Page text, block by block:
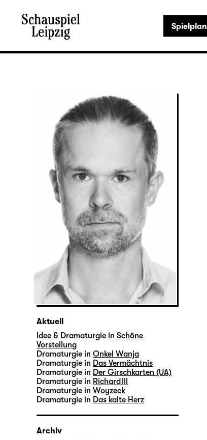
Spielplan
Aktuell
Idee & Dramaturgie in Schöne
Vorstellung
Dramaturgie in Onkel Wanja
Dramaturgie in Das Vermächtnis
Dramaturgie in Der Girschkarten (UA)
Dramaturgie in Richard III
Dramaturgie in Woyzeck
Dramaturgie in Das kalte Herz
Archiv